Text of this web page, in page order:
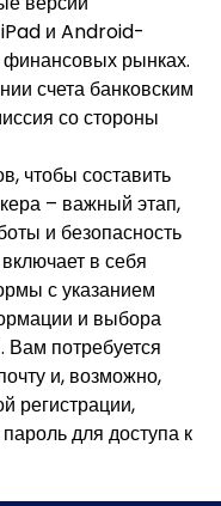
и Android-
финансовых рынках.
счета банковским
со стороны
чтобы составить
– важный этап,
и безопасность
в себя
с указанием
и выбора
потребуется
и, возможно,
регистрации,
для доступа к